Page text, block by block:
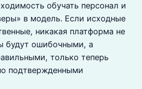
обучать персонал и
в модель. Если исходные
никакая платформа не
будут ошибочными, а
только теперь
подтвержденными